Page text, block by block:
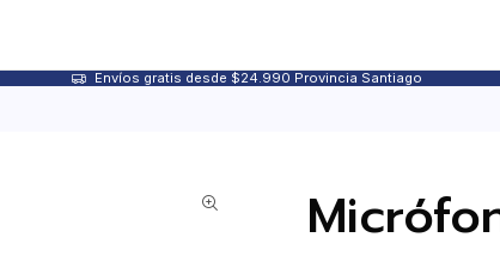
Envíos gratis desde $24.990 Provincia Santiago